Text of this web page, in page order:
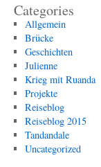
Categories
Allgemein
Brücke
Geschichten
Julienne
Krieg mit Ruanda
Projekte
Reiseblog
Reiseblog 2015
Tandandale
Uncategorized